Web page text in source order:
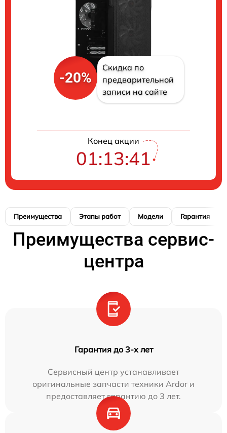
-20%
Скидка по
предварительной
записи на сайте
Конец акции
01:13:40
Преимущества Этапы работ Модели Гарантия
Преимущества сервис-
центра
Гарантия до 3-х лет
Сервисный центр устанавливает
оригинальные запчасти техники Ardor и
предоставляет гарантию до 3 лет.